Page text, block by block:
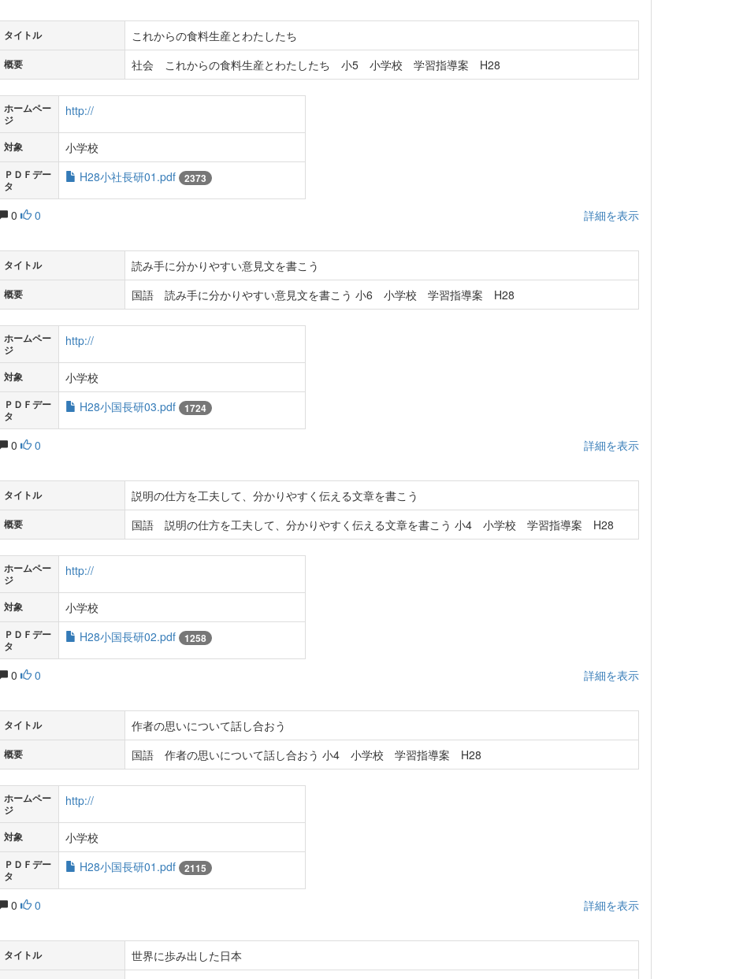
タイトル これからの食料生産とわたしたち
概要 社会 これからの食料生産とわたしたち 小5 小学校 学習指導案 H28
ホームペー
ジ
http://
対象 小学校
ＰＤＦデー
タ
H28小社長研01.pdf 2373
0 0 詳細を表示
タイトル 読み手に分かりやすい意見文を書こう
概要 国語 読み手に分かりやすい意見文を書こう 小6 小学校 学習指導案 H28
ホームペー
ジ
http://
対象 小学校
ＰＤＦデー
タ
H28小国長研03.pdf 1724
0 0 詳細を表示
タイトル 説明の仕方を工夫して、分かりやすく伝える文章を書こう
概要 国語 説明の仕方を工夫して、分かりやすく伝える文章を書こう 小4 小学校 学習指導案 H28
ホームペー
ジ
http://
対象 小学校
ＰＤＦデー
タ
H28小国長研02.pdf 1258
0 0 詳細を表示
タイトル 作者の思いについて話し合おう
概要 国語 作者の思いについて話し合おう 小4 小学校 学習指導案 H28
ホームペー
ジ
http://
対象 小学校
ＰＤＦデー
タ
H28小国長研01.pdf 2115
0 0 詳細を表示
タイトル 世界に歩み出した日本